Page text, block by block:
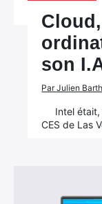
son
Par Julien
Intel
CES de Las
Rechercher